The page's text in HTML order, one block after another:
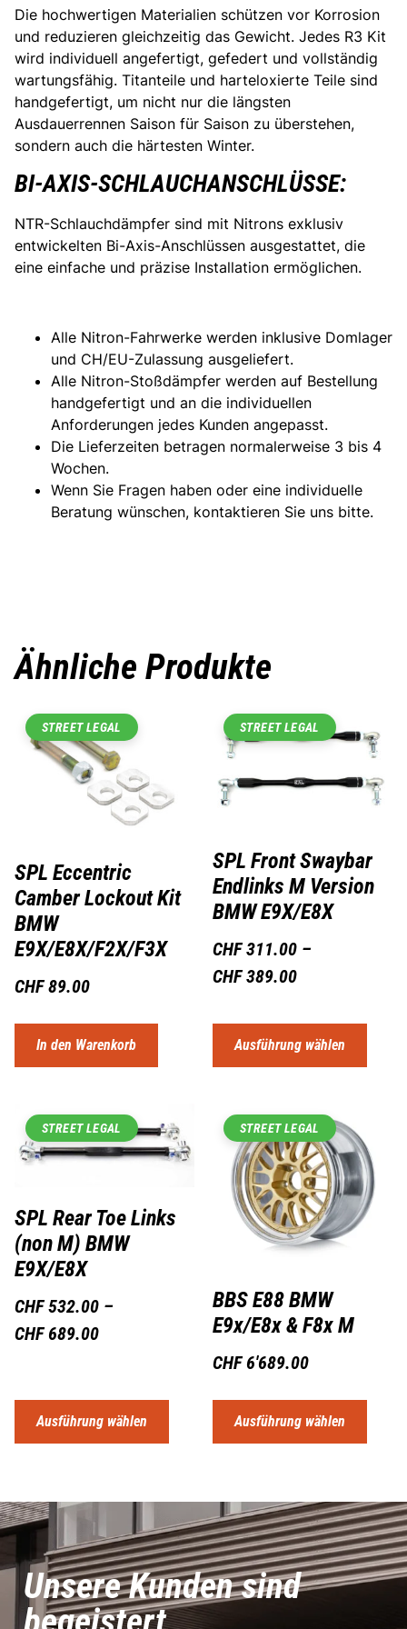
Die hochwertigen Materialien schützen vor Korrosion
und reduzieren gleichzeitig das Gewicht. Jedes R3 Kit
wird individuell angefertigt, gefedert und vollständig
wartungsfähig. Titanteile und harteloxierte Teile sind
handgefertigt, um nicht nur die längsten
Ausdauerrennen Saison für Saison zu überstehen,
sondern auch die härtesten Winter.
BI-AXIS-SCHLAUCHANSCHLÜSSE:
NTR-Schlauchdämpfer sind mit Nitrons exklusiv
entwickelten Bi-Axis-Anschlüssen ausgestattet, die
eine einfache und präzise Installation ermöglichen.
Alle Nitron-Fahrwerke werden inklusive Domlager
und CH/EU-Zulassung ausgeliefert.
Alle Nitron-Stoßdämpfer werden auf Bestellung
handgefertigt und an die individuellen
Anforderungen jedes Kunden angepasst.
Die Lieferzeiten betragen normalerweise 3 bis 4
Wochen.
Wenn Sie Fragen haben oder eine individuelle
Beratung wünschen, kontaktieren Sie uns bitte.
Ähnliche Produkte
STREET LEGAL
SPL Eccentric
Camber Lockout Kit
BMW
E9X/E8X/F2X/F3X
CHF89.00
In den Warenkorb
STREET LEGAL
SPL Front Swaybar
Endlinks M Version
BMW E9X/E8X
CHF311.00 –
CHF389.00
Ausführung wählen
STREET LEGAL
SPL Rear Toe Links
(non M) BMW
E9X/E8X
CHF532.00 –
CHF689.00
Ausführung wählen
STREET LEGAL
BBS E88 BMW
E9x/E8x & F8x M
CHF6'689.00
Ausführung wählen
Unsere Kunden sind